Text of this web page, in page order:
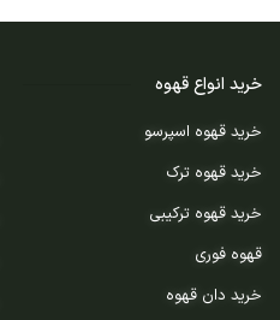
خرید انواع قهوه
خرید قهوه اسپرسو
خرید قهوه ترک
خرید قهوه ترکیبی
قهوه فوری
خرید دان قهوه